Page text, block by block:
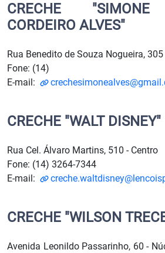
CRECHE "SIMONE
CORDEIRO ALVES"
Rua Benedito de Souza Nogueira,
Fone: (14)
E-mail:
CRECHE "WALT DISNEY"
Rua Cel. Álvaro Martins, 510 - Centro
Fone: (14) 3264-7344
E-mail:
CRECHE "WILSON
Avenida Leonildo Passarinho, 60 -